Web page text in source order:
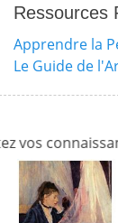
Ressources
Apprendre la
Le Guide de